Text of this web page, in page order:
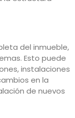
del inmueble,
Esto puede
instalaciones
en la
de nuevos